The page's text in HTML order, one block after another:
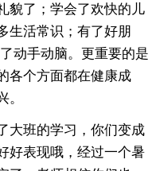
貌了；学会了欢快的儿
生活常识；有了好朋
动手动脑。更重要的是
各个方面都在健康成
大班的学习，你们变成
好表现哦，经过一个暑